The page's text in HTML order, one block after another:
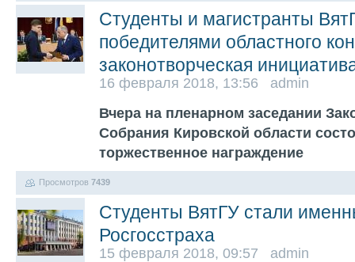
Студенты и магистранты
победителями областного
законотворческая
16 февраля 2018, 13:56 admin
Вчера на пленарном заседании
Собрания Кировской области
торжественное награждение
Просмотров 7439
Студенты ВятГУ стали
Росгосстраха
15 февраля 2018, 09:57 admin